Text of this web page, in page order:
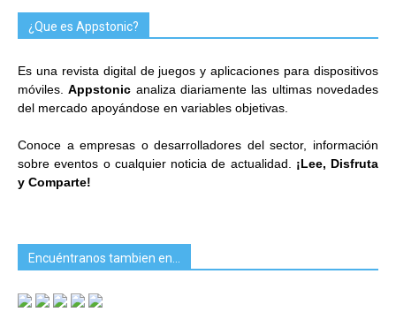
¿Que es Appstonic?
Es una revista digital de juegos y aplicaciones para dispositivos
móviles.Appstonic analiza diariamente las ultimas novedades
del mercado apoyándose en variables objetivas.
Conoce a empresas o desarrolladores del sector, información
sobre eventos o cualquier noticia de actualidad. ¡Lee, Disfruta
y Comparte!
Encuéntranos tambien en…